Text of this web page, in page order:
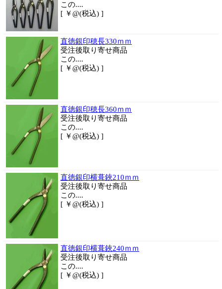
この....
[ ￥@(税込) ]
直徳銀印穂長330ｍｍ
受注後取り寄せ商品
この....
[ ￥@(税込) ]
直徳銀印穂長360ｍｍ
受注後取り寄せ商品
この....
[ ￥@(税込) ]
直徳銀印横葺鋏210ｍｍ
受注後取り寄せ商品
この....
[ ￥@(税込) ]
直徳銀印横葺鋏240ｍｍ
受注後取り寄せ商品
この....
[ ￥@(税込) ]